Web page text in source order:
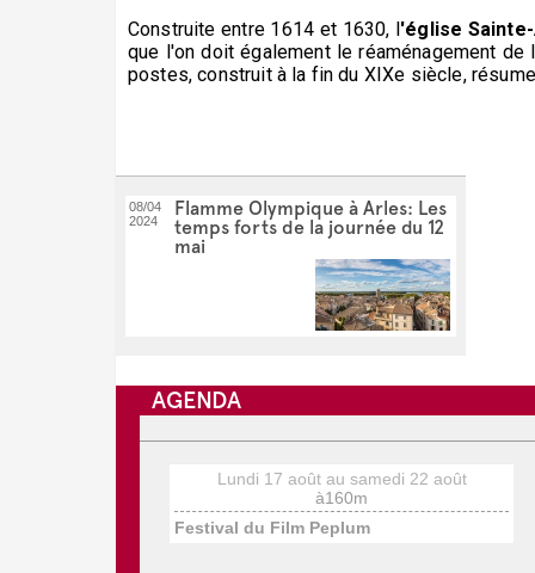
Construite entre 1614 et 1630, l'église
que l'on doit également le réaménagement
postes, construit à la fin du XIXe siècle,
08/04
2024
Flamme Olympique à Arles: Les
temps forts de la journée du 12
mai
AGENDA
Lundi 17 août au samedi 22 août
à160m
Festival du Film Peplum